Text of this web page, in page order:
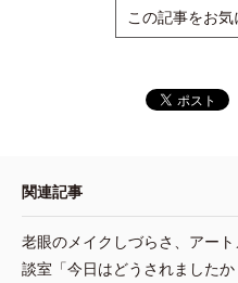
この記事をお
関連記事
老眼のメイクしづらさ、アー
談室「今日はどうされました